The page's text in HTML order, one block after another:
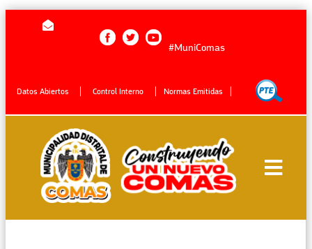
#MuniComas
Datos Abiertos Control Interno Normas Emitidas